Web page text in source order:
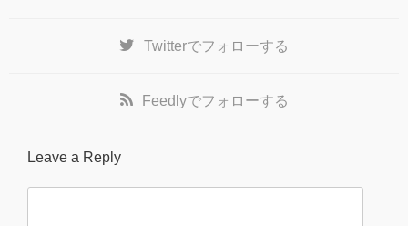
Twitterでフォローする
Feedlyでフォローする
Leave a Reply